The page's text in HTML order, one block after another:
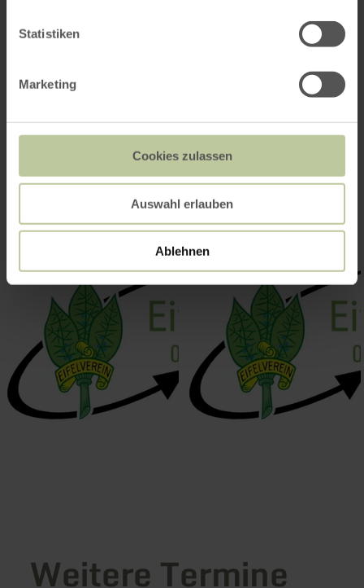
Statistiken
Marketing
Cookies zulassen
Auswahl erlauben
Ablehnen
Impressionen
Weitere Termine